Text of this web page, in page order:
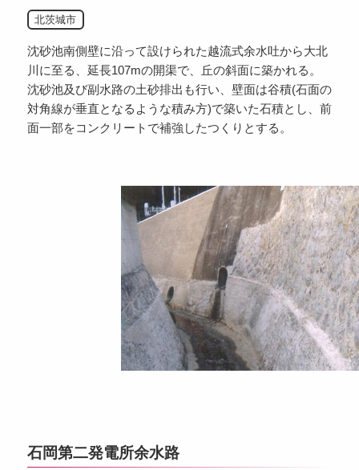
北茨城市
沈砂池南側壁に沿って設けられた越流式余水吐から大北
川に至る、延長107mの開渠で、丘の斜面に築かれる。
沈砂池及び副水路の土砂排出も行い、壁面は谷積(石面の
対角線が垂直となるような積み方)で築いた石積とし、前
面一部をコンクリートで補強したつくりとする。
石岡第二発電所余水路